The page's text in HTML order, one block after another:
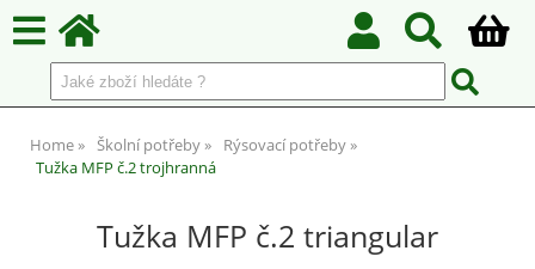
Home Školní potřeby
Rýsovací potřeby
Tužka MFP č.2 trojhranná
Tužka MFP č.2 triangular